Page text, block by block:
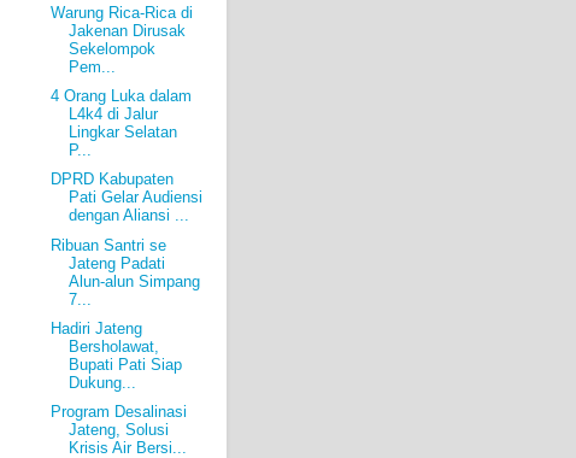
Warung Rica-Rica di
Jakenan Dirusak
Sekelompok
Pem...
4 Orang Luka dalam
L4k4 di Jalur
Lingkar Selatan
P...
DPRD Kabupaten
Pati Gelar Audiensi
dengan Aliansi ...
Ribuan Santri se
Jateng Padati
Alun-alun Simpang
7...
Hadiri Jateng
Bersholawat,
Bupati Pati Siap
Dukung...
Program Desalinasi
Jateng, Solusi
Krisis Air Bersi...